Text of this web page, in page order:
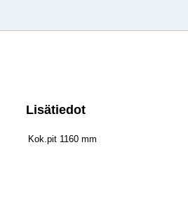
Lisätiedot
Kok.pit 1160 mm